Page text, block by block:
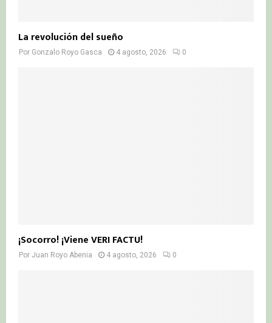
La revolución del sueño
Por Gonzalo Royo Gasca 4 agosto, 2026 0
¡Socorro! ¡Viene VERI FACTU!
Por Juan Royo Abenia 4 agosto, 2026 0